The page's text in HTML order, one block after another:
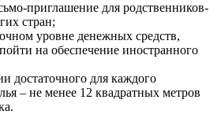
приглашение для родственников-
стран;
уровне денежных средств,
на обеспечение иностранного
достаточного для каждого
– не менее 12 квадратных метров